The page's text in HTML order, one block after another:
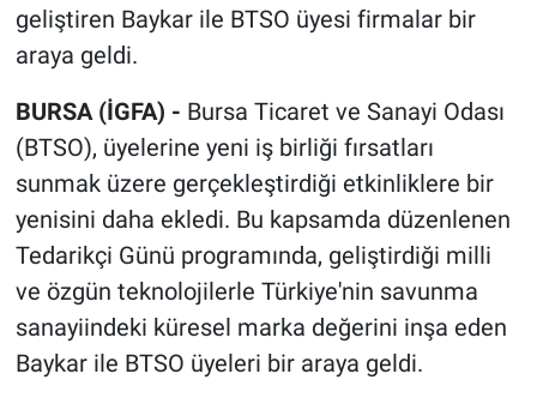
geliştiren Baykar ile BTSO üyesi firmalar bir
araya geldi.
BURSA (İGFA) - Bursa Ticaret ve Sanayi Odası
(BTSO), üyelerine yeni iş birliği fırsatları
sunmak üzere gerçekleştirdiği etkinliklere bir
yenisini daha ekledi. Bu kapsamda düzenlenen
Tedarikçi Günü programında, geliştirdiği milli
ve özgün teknolojilerle Türkiye'nin savunma
sanayiindeki küresel marka değerini inşa eden
Baykar ile BTSO üyeleri bir araya geldi.